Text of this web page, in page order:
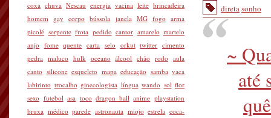
diretasonho
~
até
coxa chuva Nescau energia vacina leite brincadeira
homem gay corpo bússola janela MG fogo arma
picolé serpente frota pedido cantor amarelo martelo
anjo fome quente carta selo orkut twitter cimento
pedra maluco hulk oceano álcool chão rodo aula
canto silicone esqueleto mapa educação samba vaca
labirinto trocalho ginecologista língua wando sol flor
sexo futebol asa toco dragon ball anime playstation
bruxa médico parede astronauta miojo estrela coca-